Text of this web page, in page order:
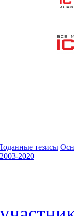
тезисы
2020